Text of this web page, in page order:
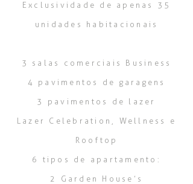
Exclusividade de apenas 35
unidades habitacionais
3 salas comerciais Business
4 pavimentos de garagens
3 pavimentos de lazer
Lazer Celebration, Wellness e
Rooftop
6 tipos de apartamento:
2 Garden House’s